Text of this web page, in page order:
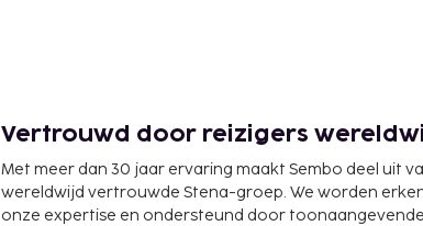
Vertrouwd door reizigers
Met meer dan 30 jaar ervaring maakt Sembo deel uit
wereldwijd vertrouwde Stena-groep. We worden
onze expertise en ondersteund door toonaangevende